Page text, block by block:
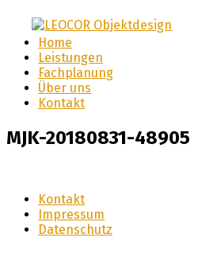
LEOCOR
Objektdesign
LEOCOR Objektdesign
Home
Leistungen
Fachplanung
Über uns
Kontakt
MJK-20180831-48905
Kontakt
Impressum
Datenschutz